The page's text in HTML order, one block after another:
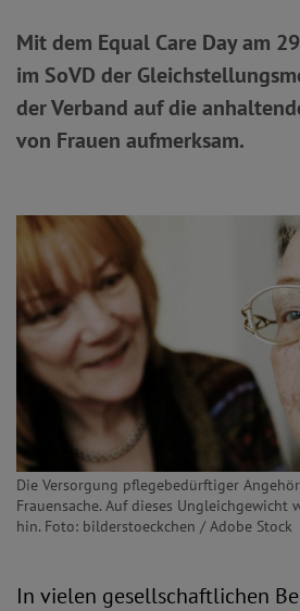
Mit dem Equal Care Day am
im SoVD der
der Verband auf die
von Frauen aufmerksam.
Die Versorgung pflegebedürftiger
Frauensache. Auf dieses Ungleichgewicht
hin. Foto: bilderstoeckchen / Adobe Stock
In vielen gesellschaftlichen